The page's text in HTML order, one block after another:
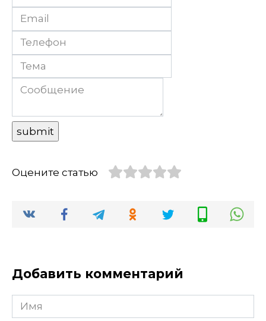
Оцените статью
Добавить комментарий
Имя